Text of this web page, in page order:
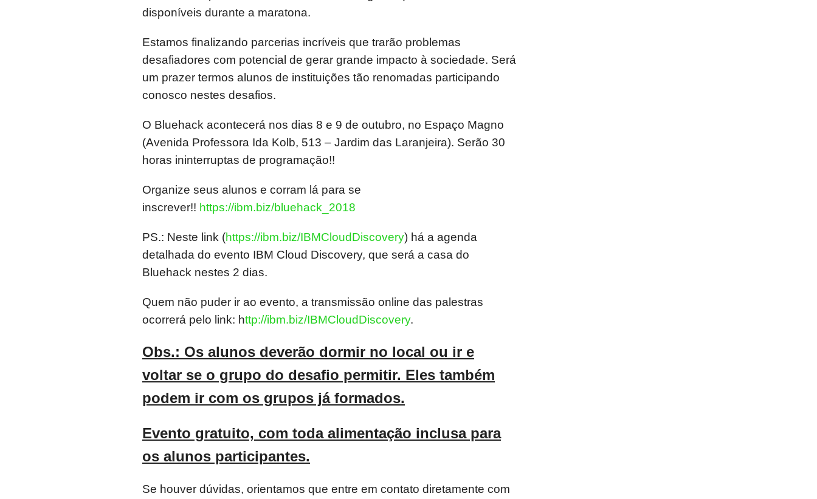
disponíveis durante a maratona.
Estamos finalizando parcerias incríveis que trarão problemas
desafiadores com potencial de gerar grande impacto à sociedade. Será
um prazer termos alunos de instituições tão renomadas participando
conosco nestes desafios.
O Bluehack acontecerá nos dias 8 e 9 de outubro, no Espaço Magno
(Avenida Professora Ida Kolb, 513 – Jardim das Laranjeira). Serão 30
horas ininterruptas de programação!!
Organize seus alunos e corram lá para se
inscrever!! https://ibm.biz/bluehack_2018
PS.: Neste link (https://ibm.biz/IBMCloudDiscovery) há a agenda
detalhada do evento IBM Cloud Discovery, que será a casa do
Bluehack nestes 2 dias.
Quem não puder ir ao evento, a transmissão online das palestras
ocorrerá pelo link: http://ibm.biz/IBMCloudDiscovery.
Obs.: Os alunos deverão dormir no local ou ir e
voltar se o grupo do desafio permitir. Eles também
podem ir com os grupos já formados.
Evento gratuito, com toda alimentação inclusa para
os alunos participantes.
Se houver dúvidas, orientamos que entre em contato diretamente com